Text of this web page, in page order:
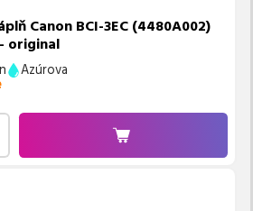
Canon BCI-3EC (4480A002)
original
Azúrova